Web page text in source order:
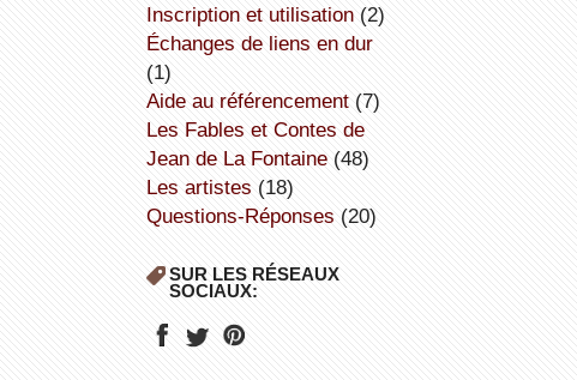
inscription et utilisation(2)
échanges de liens en dur
(1)
aide au référencement(7)
Les Fables et Contes de
Jean de La Fontaine(48)
Les artistes (18)
Questions-Réponses (20)
SUR LES RÉSEAUX
SOCIAUX: